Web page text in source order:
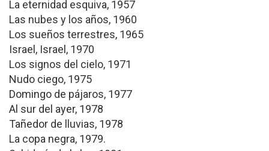
La eternidad esquiva, 1957
Las nubes y los años, 1960
Los sueños terrestres, 1965
Israel, Israel, 1970
Los signos del cielo, 1971
Nudo ciego, 1975
Domingo de pájaros, 1977
Al sur del ayer, 1978
Tañedor de lluvias, 1978
La copa negra, 1979.